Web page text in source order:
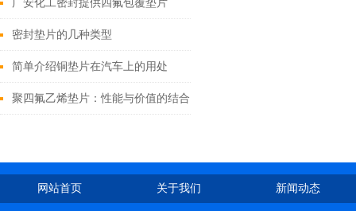
广安化工密封提供四氟包覆垫片
密封垫片的几种类型
简单介绍铜垫片在汽车上的用处
聚四氟乙烯垫片：性能与价值的结合
网站首页 关于我们 新闻动态